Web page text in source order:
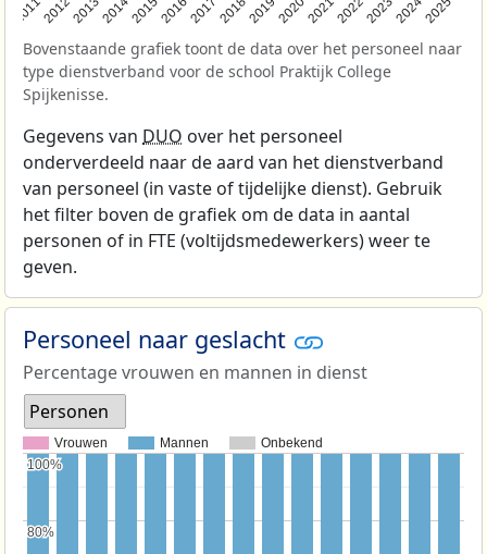
201120122013201420152016201720182019202020212022202320242025
Bovenstaande grafiek toont de data over het personeel naar
type dienstverband voor de school Praktijk College
Spijkenisse.
Gegevens van DUO over het personeel
onderverdeeld naar de aard van het dienstverband
van personeel (in vaste of tijdelijke dienst). Gebruik
het filter boven de grafiek om de data in aantal
personen of in FTE (voltijdsmedewerkers) weer te
geven.
Personeel naar geslacht
Percentage vrouwen en mannen in dienst
Personen
Vrouwen Mannen Onbekend
80%
80%
100%
100%